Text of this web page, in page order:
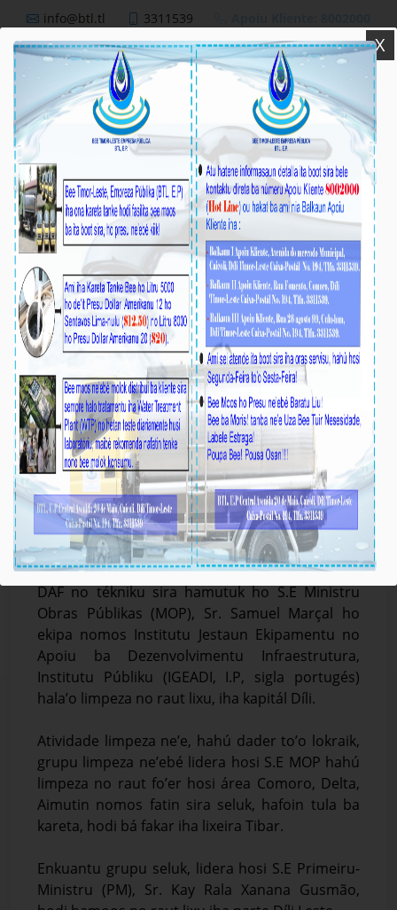
info@btl.tl 3311539
BTL,E.P
Nutisia
BTL, E.P, MOP & IGEADI, I.P Raut Lixu iha Delta,
Aimutin & Comoro
Média_BTL, E.P 23-Dezembru-2024
Díli, 23/10/2023. Prezidente Komisaun Ezekutiva
(KE) Bee Timor-Leste Empreza Públika (BTL, EP),
Sr. Gustavo da Cruz, akompaña hosi Diretór
DAF no tékniku sira hamutuk ho S.E Ministru
Obras Públikas (MOP), Sr. Samuel Marçal ho
ekipa nomos Institutu Jestaun Ekipamentu no
Apoiu ba Dezenvolvimentu Infraestrutura,
Institutu Públiku (IGEADI, I.P, sigla portugés)
hala’o limpeza no raut lixu, iha kapitál Díli.
Atividade limpeza ne’e, hahú dader to’o lokraik,
grupu limpeza ne’ebé lidera hosi S.E MOP hahú
limpeza no raut fo’er hosi área Comoro, Delta,
Aimutin nomos fatin sira seluk, hafoin tula ba
kareta, hodi bá fakar iha lixeira Tibar.
Enkuantu grupu seluk, lidera hosi S.E Primeiru-
Ministru (PM), Sr. Kay Rala Xanana Gusmão,
X